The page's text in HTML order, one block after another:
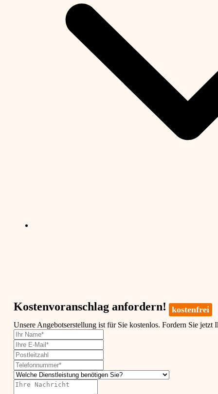
Kostenvoranschlag anfordern! kostenfrei
Unsere Angebotserstellung ist für Sie kostenlos. Fordern Sie jetzt